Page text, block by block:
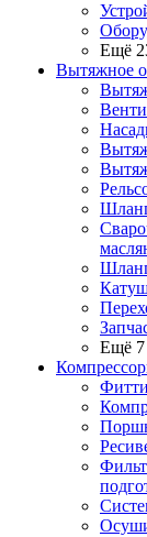
Ещё
Вытяжное
Ещё 7